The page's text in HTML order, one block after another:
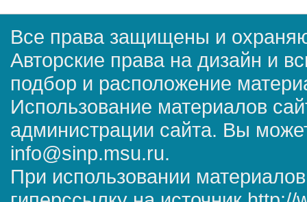
Все права защищены и
Авторские права на дизайн и
подбор и расположение
Использование материалов
администрации сайта. Вы
info@sinp.msu.ru.
При использовании